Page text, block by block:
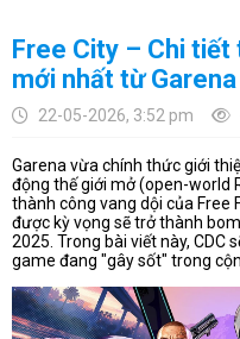
Free City – Chi
mới nhất từ Garena
22-05-2026, 3:52 pm
Garena vừa chính thức giới
động thế giới mở (open-world
thành công vang dội của Free
được kỳ vọng sẽ trở thành
2025. Trong bài viết này, CDC
game đang "gây sốt" trong